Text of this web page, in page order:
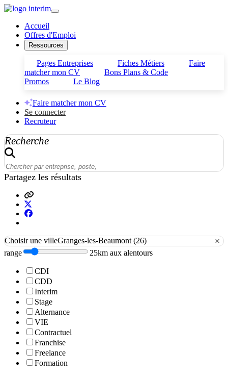
Accueil
Offres d'Emploi
Ressources
Pages Entreprises Fiches Métiers
Faire
matcher mon CV
Bons Plans & Code
Promos
Le Blog
Faire matcher mon CV
Se connecter
Recruteur
Recherche
Partagez les résultats
Choisir une villeGranges-les-Beaumont (26) ×
range 25km aux alentours
CDI
CDD
Interim
Stage
Alternance
VIE
Contractuel
Franchise
Freelance
Formation